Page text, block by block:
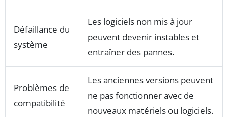
Défaillance du
système
Les logiciels non mis à jour
peuvent devenir instables et
entraîner des pannes.
Problèmes de
compatibilité
Les anciennes versions peuvent
ne pas fonctionner avec de
nouveaux matériels ou logiciels.